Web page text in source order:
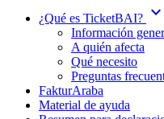
¿Qué es TicketBAI? expand_more
Información
A quién afecta
Qué necesito
Preguntas
FakturAraba
Material de ayuda